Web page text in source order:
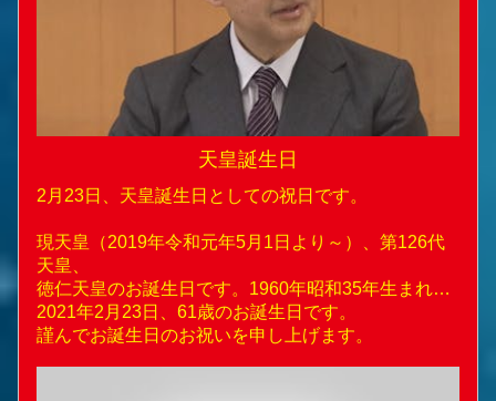
天皇誕生日
2月23日、天皇誕生日としての祝日です。
現天皇（2019年令和元年5月1日より～）、第126代
天皇、
徳仁天皇のお誕生日です。1960年昭和35年生まれ…
2021年2月23日、61歳のお誕生日です。
謹んでお誕生日のお祝いを申し上げます。